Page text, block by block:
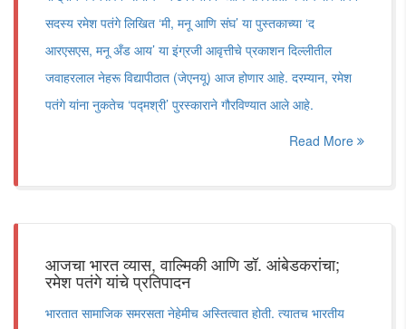
सदस्य रमेश पतंगे लिखित ‘मी, मनू आणि संघ’ या पुस्तकाच्या ‘द
आरएसएस, मनू अँड आय’ या इंग्रजी आवृत्तीचे प्रकाशन दिल्लीतील
जवाहरलाल नेहरू विद्यापीठात (जेएनयू) आज होणार आहे. दरम्यान, रमेश
पतंगे यांना नुकतेच ‘पद्मश्री’ पुरस्काराने गौरविण्यात आले आहे.
Read More
आजचा भारत व्यास, वाल्मिकी आणि डॉ. आंबेडकरांचा;
रमेश पतंगे यांचे प्रतिपादन
भारतात सामाजिक समरसता नेहेमीच अस्तित्वात होती. त्यातच भारतीय